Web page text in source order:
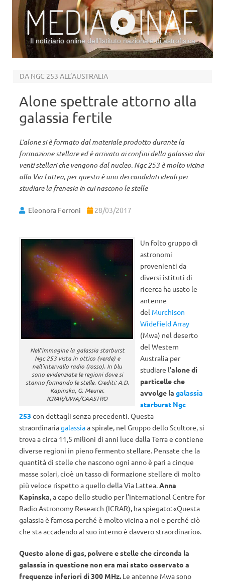
Il notiziario online dell’Istituto nazionale di astrofisica
DA NGC 253 ALL’AUSTRALIA
Alone spettrale attorno alla
galassia fertile
L’alone si è formato dal materiale prodotto durante la
formazione stellare ed è arrivato ai confini della galassia dai
venti stellari che vengono dal nucleo. Ngc 253 è molto vicina
alla Via Lattea, per questo è uno dei candidati ideali per
studiare la frenesia in cui nascono le stelle
Eleonora Ferroni 28/03/2017
Nell’immagine la galassia starburst
Ngc 253 vista in ottico (verde) e
nell’intervallo radio (rosso). In blu
sono evidenziate le regioni dove si
stanno formando le stelle. Crediti: A.D.
Kapinska, G. Meurer.
ICRAR/UWA/CAASTRO
Un folto gruppo di
astronomi
provenienti da
diversi istituti di
ricerca ha usato le
antenne
del Murchison
Widefield Array
(Mwa) nel deserto
del Western
Australia per
studiare l’alone di
particelle che
avvolge lagalassia
starburst Ngc
253 con dettagli senza precedenti. Questa
straordinariagalassiaa spirale, nel Gruppo dello Scultore, si
trova a circa 11,5 milioni di anni luce dalla Terra e contiene
diverse regioni in pieno fermento stellare. Pensate che la
quantità di stelle che nascono ogni anno è pari a cinque
masse solari, cioè un tasso di formazione stellare di molto
più veloce rispetto a quello della Via Lattea.Anna
Kapinska, a capo dello studio per l’International Centre for
Radio Astronomy Research (ICRAR), ha spiegato: «Questa
galassia è famosa perché è molto vicina a noi e perché ciò
che sta accadendo al suo interno è davvero straordinario».
Questo alone di gas, polvere e stelle che circonda la
galassia in questione non era mai stato osservato a
frequenze inferiori di 300 MHz. Le antenne Mwa sono